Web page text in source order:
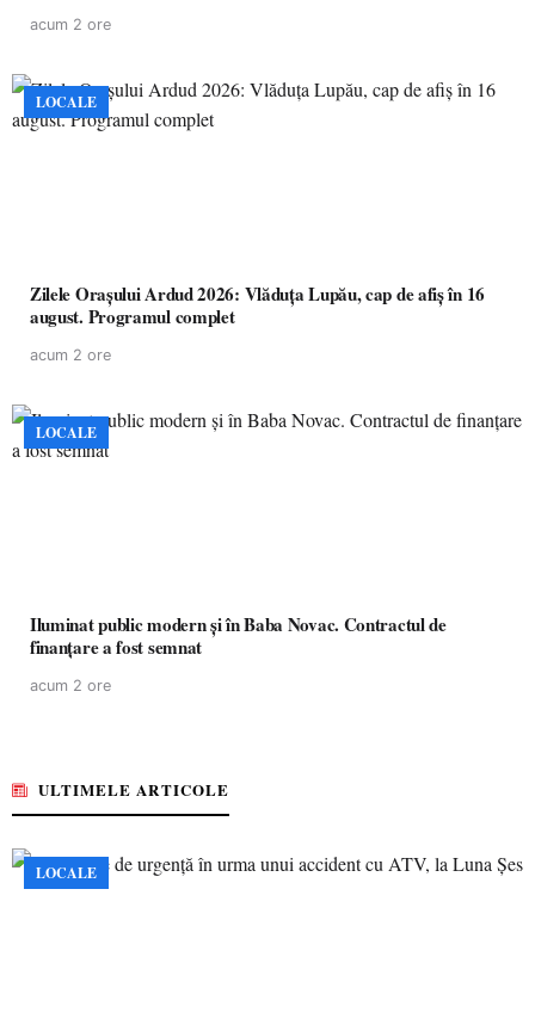
acum 2 ore
LOCALE
Zilele Orașului Ardud 2026: Vlăduța Lupău, cap de afiș în 16
august. Programul complet
acum 2 ore
LOCALE
Iluminat public modern și în Baba Novac. Contractul de
finanțare a fost semnat
acum 2 ore
ULTIMELE ARTICOLE
LOCALE